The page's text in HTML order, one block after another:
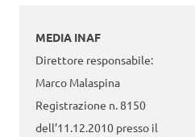
MEDIA INAF
Direttore responsabile:
Marco Malaspina
Registrazione n. 8150
dell’11.12.2010 presso il